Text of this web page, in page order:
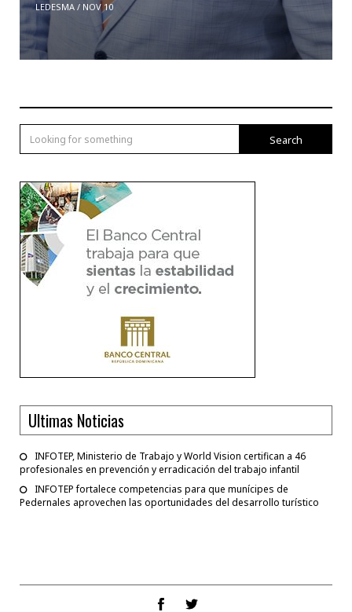
LEDESMA/ NOV 10
Search
Ultimas Noticias
INFOTEP, Ministerio de Trabajo y World Vision certifican a 46
profesionales en prevención y erradicación del trabajo infantil
INFOTEP fortalece competencias para que munícipes de
Pedernales aprovechen las oportunidades del desarrollo turístico